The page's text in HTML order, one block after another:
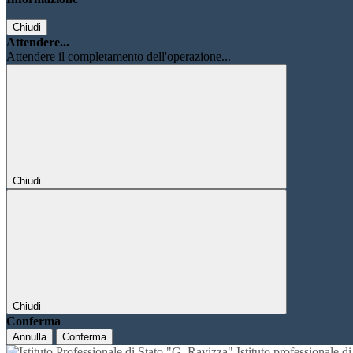
Chiudi
Attendere...
Attendere il completamento dell'operazione...
Chiudi
Chiudi
Conferma
Annulla Conferma